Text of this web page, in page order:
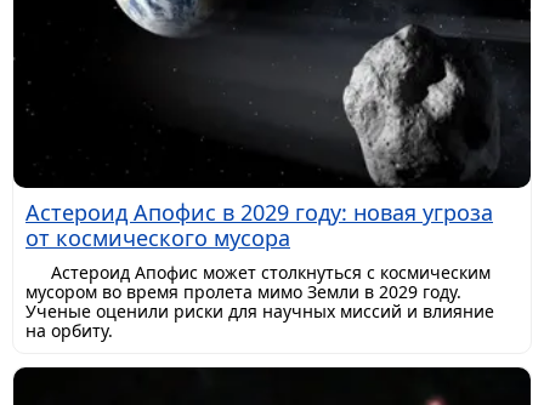
Астероид Апофис в 2029 году: новая угроза
от космического мусора
Астероид Апофис может столкнуться с космическим
мусором во время пролета мимо Земли в 2029 году.
Ученые оценили риски для научных миссий и влияние
на орбиту.